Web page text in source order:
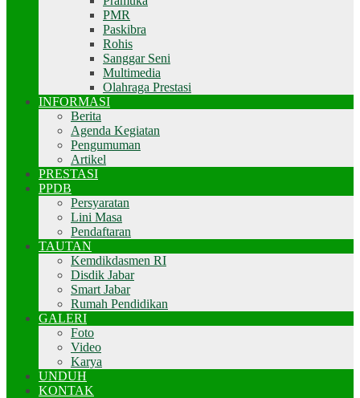
PMR
Paskibra
Rohis
Sanggar Seni
Multimedia
Olahraga Prestasi
INFORMASI
Berita
Agenda Kegiatan
Pengumuman
Artikel
PRESTASI
PPDB
Persyaratan
Lini Masa
Pendaftaran
TAUTAN
Kemdikdasmen RI
Disdik Jabar
Smart Jabar
Rumah Pendidikan
GALERI
Foto
Video
Karya
UNDUH
KONTAK